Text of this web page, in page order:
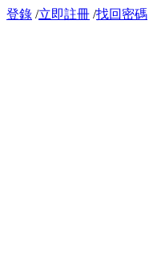
登錄 /立即註冊 /找回密碼